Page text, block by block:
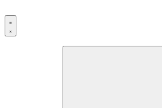
к
содержимому